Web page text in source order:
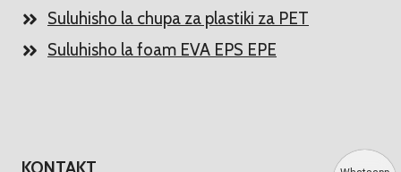
Suluhisho la chupa za plastiki za PET
Suluhisho la foam EVA EPS EPE